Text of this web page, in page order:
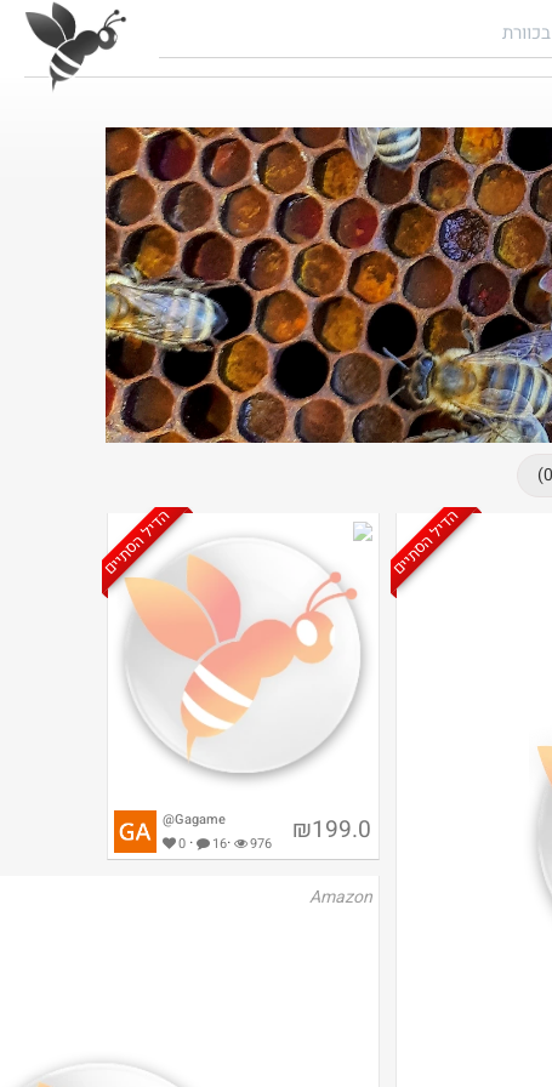
הדיל הסתיים הדיל הסתיים
₪199.0
@Gagame
0 · 16· 976
Amazon